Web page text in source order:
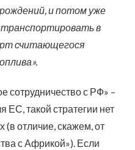
и потом уже
в
считающегося
сотрудничество с РФ» –
ЕС, такой стратегии нет
отличие, скажем, от
с Африкой»). Если